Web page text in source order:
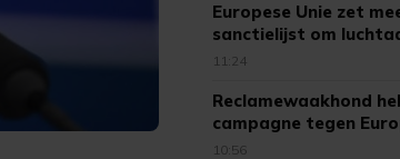
Europese Unie zet
sanctielijst om
11:24
Reclamewaakhond
campagne tegen
tabaksregels
10:56